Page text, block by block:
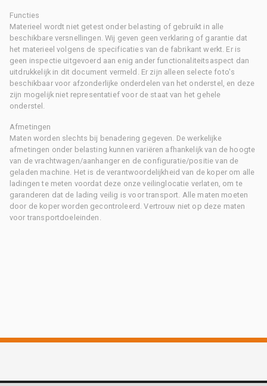
Functies
Materieel wordt niet getest onder belasting of gebruikt in alle
beschikbare versnellingen. Wij geven geen verklaring of garantie dat
het materieel volgens de specificaties van de fabrikant werkt. Er is
geen inspectie uitgevoerd aan enig ander functionaliteitsaspect dan
uitdrukkelijk in dit document vermeld. Er zijn alleen selecte foto's
beschikbaar voor afzonderlijke onderdelen van het onderstel, en deze
zijn mogelijk niet representatief voor de staat van het gehele
onderstel.
Afmetingen
Maten worden slechts bij benadering gegeven. De werkelijke
afmetingen onder belasting kunnen variëren afhankelijk van de hoogte
van de vrachtwagen/aanhanger en de configuratie/positie van de
geladen machine. Het is de verantwoordelijkheid van de koper om alle
ladingen te meten voordat deze onze veilinglocatie verlaten, om te
garanderen dat de lading veilig is voor transport. Alle maten moeten
door de koper worden gecontroleerd. Vertrouw niet op deze maten
voor transportdoeleinden.